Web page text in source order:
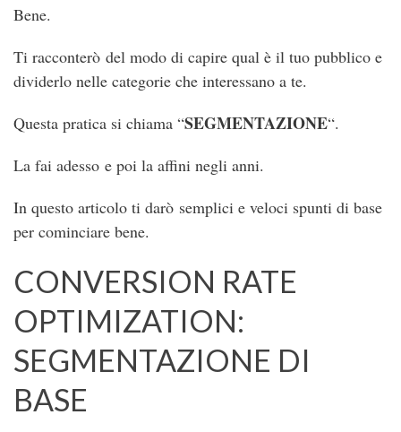
Bene.
Ti racconterò del modo di capire qual è il tuo pubblico e
dividerlo nelle categorie che interessano a te.
Questa pratica si chiama “SEGMENTAZIONE“.
La fai adesso e poi la affini negli anni.
In questo articolo ti darò semplici e veloci spunti di base
per cominciare bene.
CONVERSION RATE
OPTIMIZATION:
SEGMENTAZIONE DI
BASE